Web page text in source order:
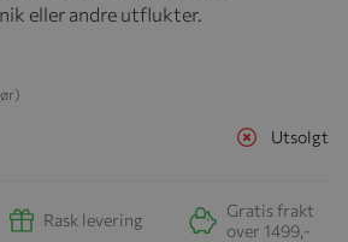
eller andre utflukter.
Utsolgt
Rask levering
Gratis frakt
over 1499,-